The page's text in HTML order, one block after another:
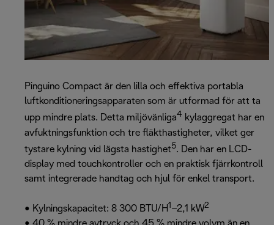
Pinguino Compact är den lilla och effektiva portabla
luftkonditioneringsapparaten som är utformad för att ta
upp mindre plats. Detta miljövänliga4 kylaggregat har en
avfuktningsfunktion och tre fläkthastigheter, vilket ger
tystare kylning vid lägsta hastighet5. Den har en LCD-
display med touchkontroller och en praktisk fjärrkontroll
samt integrerade handtag och hjul för enkel transport.
• Kylningskapacitet: 8 300 BTU/H1 –2,1 kW2